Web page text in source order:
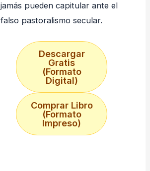
jamás pueden capitular ante el
falso pastoralismo secular.
Descargar
Gratis
(Formato
Digital)
Comprar Libro
(Formato
Impreso)